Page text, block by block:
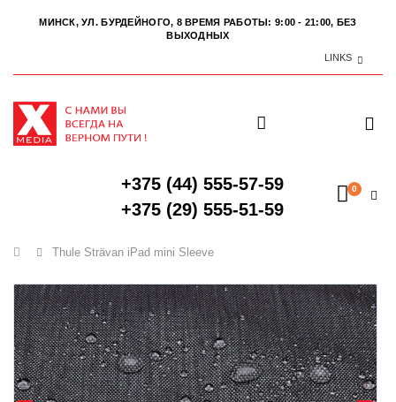
МИНСК, УЛ. БУРДЕЙНОГО, 8 ВРЕМЯ РАБОТЫ: 9:00 - 21:00, БЕЗ
ВЫХОДНЫХ
LINKS
+375 (44) 555-57-59
+375 (29) 555-51-59
0
Главная
Thule Strävan iPad mini Sleeve